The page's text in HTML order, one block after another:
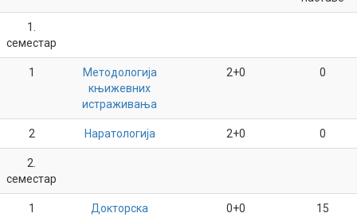
1.
семестар
1
Методологија
књижевних
истраживања
2+0 0
2 Наратологија 2+0 0
2.
семестар
1
Докторска
0+0 15